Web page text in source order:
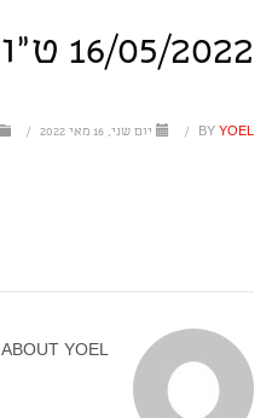
16/05/2022 ט"ו אייר
BY YOEL
/ יום שני, 16 מאי 2022 /
ABOUT YOEL